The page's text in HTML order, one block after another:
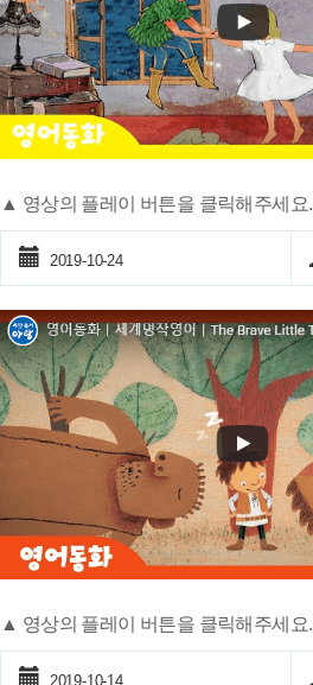
▲ 영상의 플레이 버튼을 클릭해주세요.
2019-10-24
▲ 영상의 플레이 버튼을 클릭해주세요.
2019-10-14